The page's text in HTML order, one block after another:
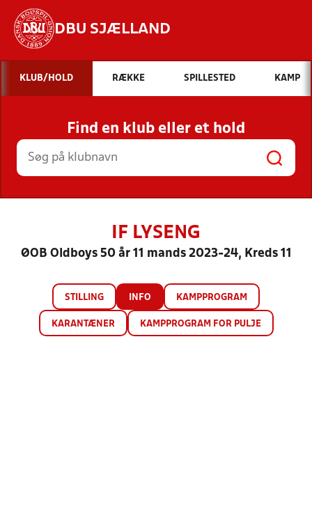
DBU SJÆLLAND
Hvad vil du søge efter?
INDHOLD OG NYHEDER
STILLINGER, RESULTATER, KLUBBER OG
HOLD
KLUB/HOLD RÆKKE SPILLESTED KAMP
Find en klub eller et hold
IF LYSENG
ØOB Oldboys 50 år 11 mands 2023-24, Kreds 11
STILLING INFO KAMPPROGRAM
KARANTÆNER KAMPPROGRAM FOR PULJE